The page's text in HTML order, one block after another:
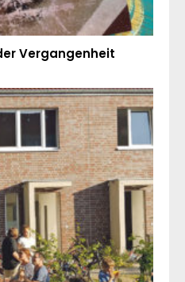
Vergangenheit